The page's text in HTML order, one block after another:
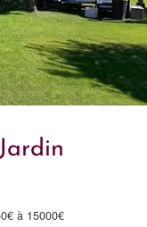
à 15000€